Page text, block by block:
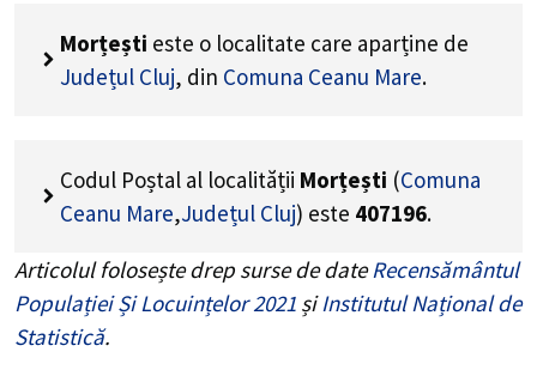
Morțești este o localitate care aparține de
Județul Cluj, din Comuna Ceanu Mare.
Codul Poștal al localității Morțești (Comuna
Ceanu Mare,Județul Cluj) este 407196.
Articolul folosește drep surse de dateRecensământul
Populației Și Locuințelor 2021 șiInstitutul Național de
Statistică.